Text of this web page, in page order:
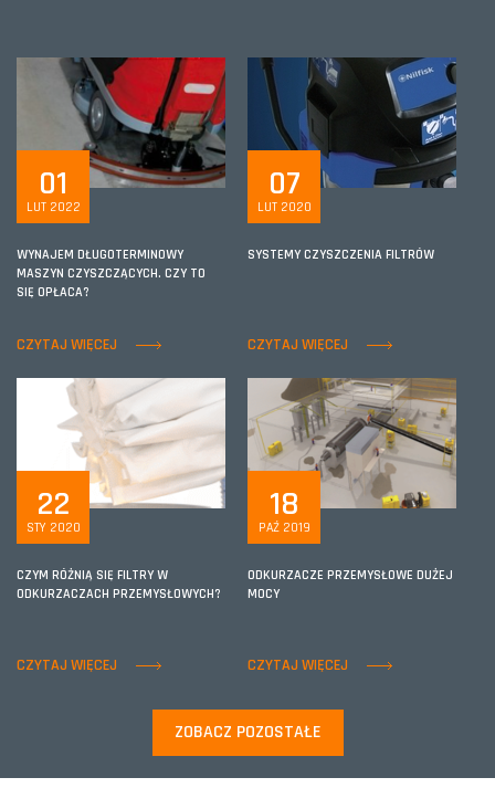
01
LUT 2022
WYNAJEM DŁUGOTERMINOWY
MASZYN CZYSZCZĄCYCH. CZY TO
SIĘ OPŁACA?
CZYTAJ WIĘCEJ
07
LUT 2020
SYSTEMY CZYSZCZENIA FILTRÓW
CZYTAJ WIĘCEJ
22
STY 2020
CZYM RÓŻNIĄ SIĘ FILTRY W
ODKURZACZACH PRZEMYSŁOWYCH?
CZYTAJ WIĘCEJ
18
PAŹ 2019
ODKURZACZE PRZEMYSŁOWE DUŻEJ
MOCY
CZYTAJ WIĘCEJ
ZOBACZ POZOSTAŁE